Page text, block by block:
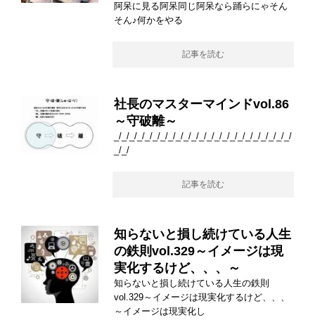
阿呆に見る阿呆同じ阿呆なら踊らにゃそん
そん♪何かをやる
記事を読む
社長のマスターマインドvol.86
～守破離～
_/_/_/_/_/_/_/_/_/_/_/_/_/_/_/_/_/_/_/_/_/_/_/
_/_/
記事を読む
知らないと損し続けている人生
の鉄則vol.329～イメージは現
実化するけど、、、～
知らないと損し続けている人生の鉄則
vol.329～イメージは現実化するけど、、、
～イメージは現実化し